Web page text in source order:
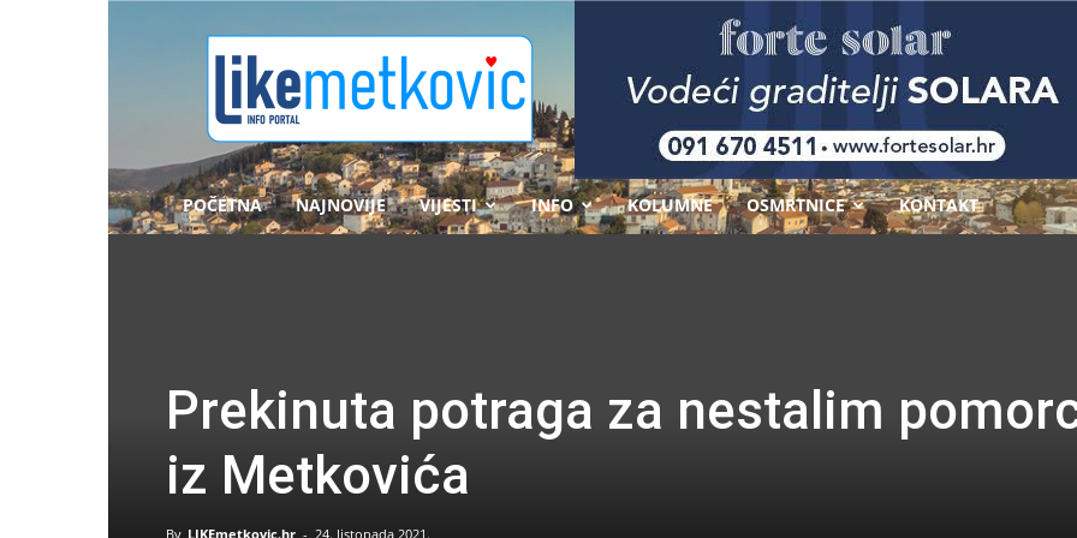
POČETNA NAJNOVIJE VIJESTI INFO KOLUMNE OSMRTNICE KONTAKT
Prekinuta potraga za nestalim
iz Metkovića
By LIKEmetkovic.hr - 24. listopada 2021.